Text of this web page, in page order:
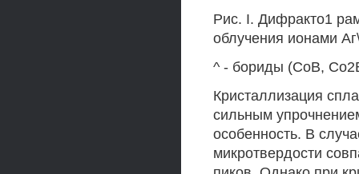
Рис. I. Дифракто1
облучения ионами
^ - бориды (СоВ,
Кристаллизация
сильным
особенность. В
микротвердости